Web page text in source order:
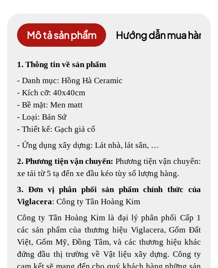
Mô tả sản phẩm Hướng dẫn mua hàng
1. Thông tin về sản phẩm
- Danh mục: Hồng Hà Ceramic
- Kích cỡ: 40x40cm
- Bề mặt: Men matt
- Loại: Bán Sứ
- Thiết kế: Gạch giả cổ
- Ứng dụng xây dựng: Lát nhà, lát sân, …
2. Phương tiện vận chuyển: Phương tiện vận chuyển:
xe tải từ 5 tạ đến xe đầu kéo tùy số lượng hàng.
3. Đơn vị phân phối sản phẩm chính thức của
Viglacera: Công ty Tân Hoàng Kim
Công ty Tân Hoàng Kim là đại lý phân phối Cấp 1
các sản phẩm của thương hiệu Viglacera, Gốm Đất
Việt, Gốm Mỹ, Đồng Tâm, và các thương hiệu khác
đứng đầu thị trường về Vật liệu xây dựng. Công ty
cam kết sẽ mang đến cho quý khách hàng những sản